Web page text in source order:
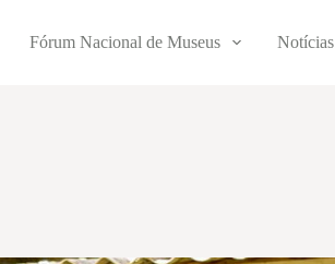
Fórum Nacional de Museus Notícias